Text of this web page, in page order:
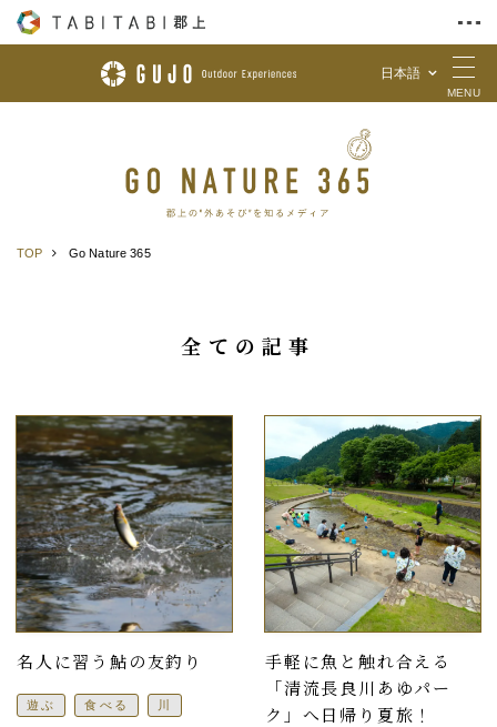
Skip to Content
日本語
MENU
TOP Go Nature 365
全ての記事
名人に習う鮎の友釣り
遊ぶ 食べる 川
手軽に魚と触れ合える
「清流長良川あゆパー
ク」へ日帰り夏旅！